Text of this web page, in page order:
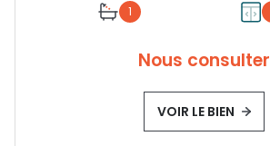
1
Nous consulter
VOIR LE BIEN